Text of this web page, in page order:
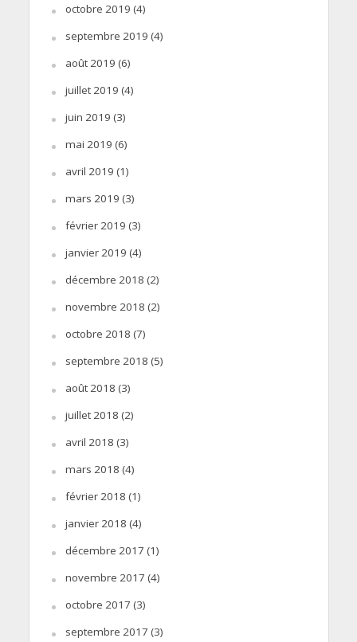
octobre 2019 (4)
septembre 2019 (4)
août 2019 (6)
juillet 2019 (4)
juin 2019 (3)
mai 2019 (6)
avril 2019 (1)
mars 2019 (3)
février 2019 (3)
janvier 2019 (4)
décembre 2018 (2)
novembre 2018 (2)
octobre 2018 (7)
septembre 2018 (5)
août 2018 (3)
juillet 2018 (2)
avril 2018 (3)
mars 2018 (4)
février 2018 (1)
janvier 2018 (4)
décembre 2017 (1)
novembre 2017 (4)
octobre 2017 (3)
septembre 2017 (3)